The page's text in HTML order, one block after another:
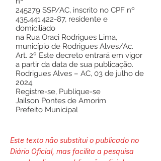
245279 SSP/AC, inscrito no CPF nº
435.441.422-87, residente e
domiciliado
na Rua Oraci Rodrigues Lima,
município de Rodrigues Alves/Ac.
Art. 2º Este decreto entrará em vigor
a partir da data de sua publicação.
Rodrigues Alves – AC, 03 de julho de
2024.
Registre-se, Publique-se
Jailson Pontes de Amorim
Prefeito Municipal
Este texto não substitui o publicado no
Diário Oficial, mas facilita a pesquisa